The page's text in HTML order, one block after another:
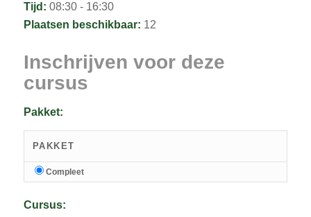
Tijd: 08:30 - 16:30
Plaatsen beschikbaar: 12
Inschrijven voor deze
cursus
Pakket:
PAKKET
Compleet
Cursus: